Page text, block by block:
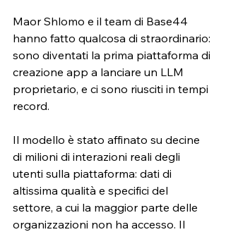
Maor Shlomo e il team di Base44
hanno fatto qualcosa di straordinario:
sono diventati la prima piattaforma di
creazione app a lanciare un LLM
proprietario, e ci sono riusciti in tempi
record.
Il modello è stato affinato su decine
di milioni di interazioni reali degli
utenti sulla piattaforma: dati di
altissima qualità e specifici del
settore, a cui la maggior parte delle
organizzazioni non ha accesso. Il